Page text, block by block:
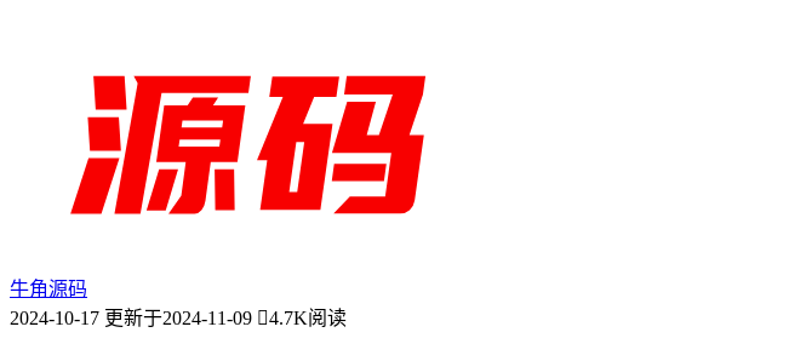
牛角源码
2024-10-17 更新于2024-11-09 4.7K阅读